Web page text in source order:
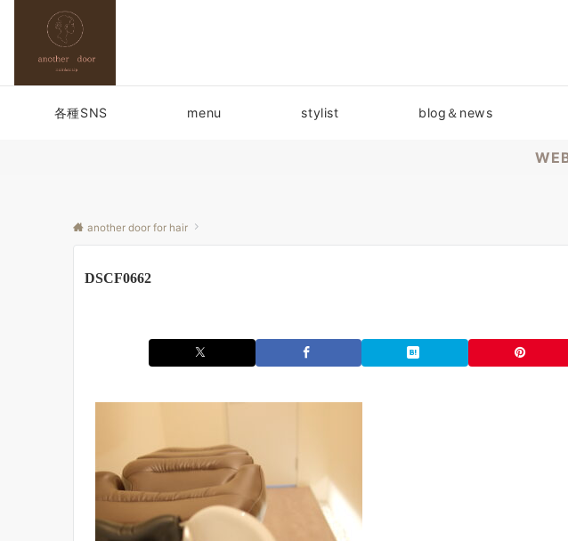
各種SNS menu stylist blog＆news
another door for hair
DSCF0662